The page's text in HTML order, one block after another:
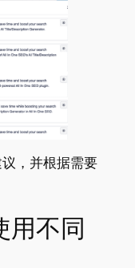
，并根据需要
用不同